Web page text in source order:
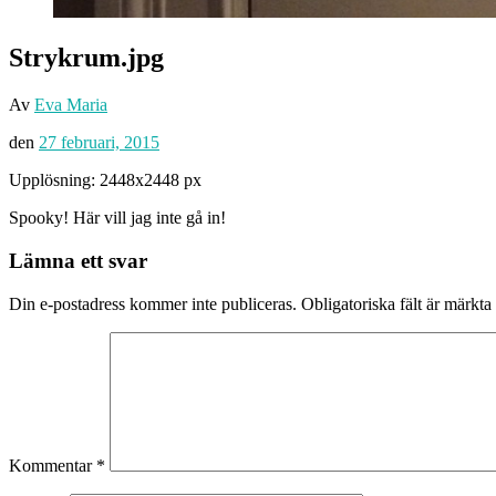
Strykrum.jpg
Av Eva Maria
den 27 februari, 2015
Upplösning: 2448x2448 px
Spooky! Här vill jag inte gå in!
Lämna ett svar
Din e-postadress kommer inte publiceras. Obligatoriska fält är märkta
Kommentar *